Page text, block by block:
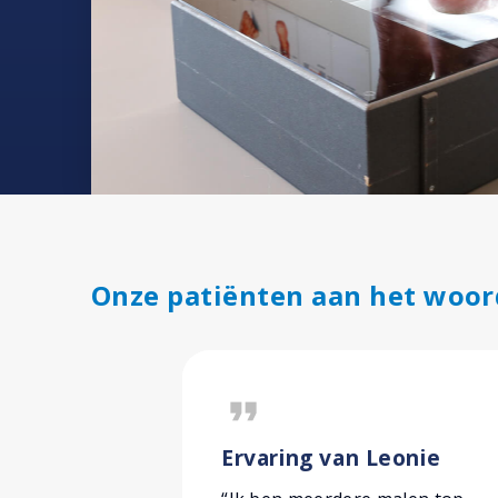
Onze patiënten aan het
format_quote
Ervaring van Leonie